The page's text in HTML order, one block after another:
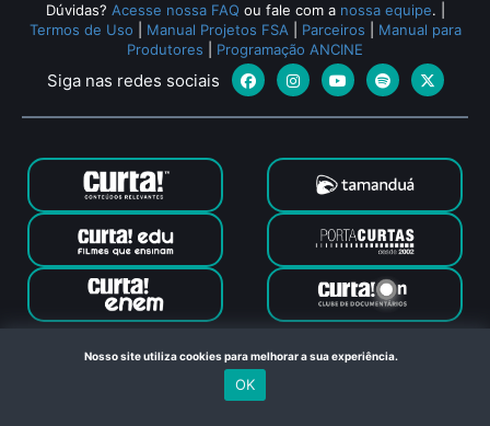
Dúvidas? Acesse nossa FAQ ou fale com a nossa equipe.
Termos de Uso
Manual Projetos FSA Parceiros
Manual para
Produtores
Programação ANCINE
Siga nas redes sociais
Canal Curta © 2024. Todos os direitos reservados. Feito com
no Rio de Janeiro
Nosso site utiliza cookies para melhorar a sua experiência.
OK